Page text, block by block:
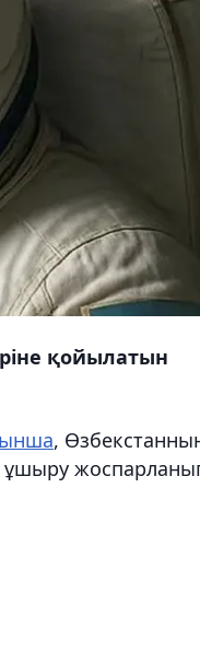
қойылатын
,
ұшыру